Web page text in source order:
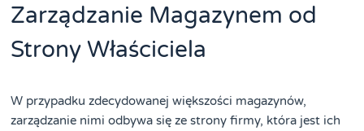
Zarządzanie Magazynem od
Strony Właściciela
W przypadku zdecydowanej większości magazynów,
zarządzanie nimi odbywa się ze strony firmy, która jest ich